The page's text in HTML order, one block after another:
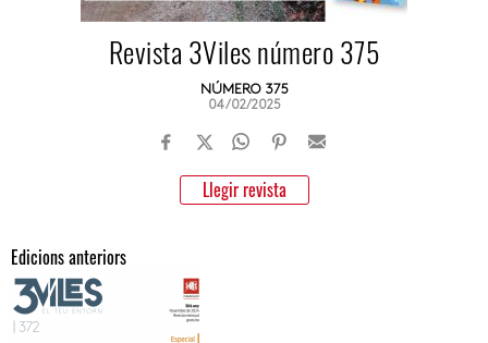
Revista 3Viles número 375
NÚMERO 375
04/02/2025
Llegir revista
Edicions anteriors